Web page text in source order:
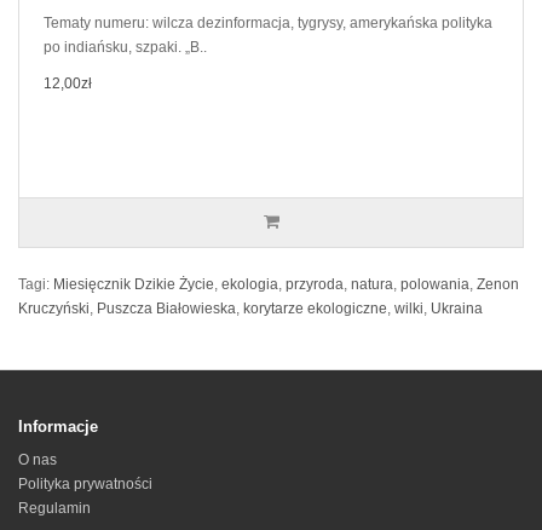
Tematy numeru: wilcza dezinformacja, tygrysy, amerykańska polityka
po indiańsku, szpaki. „B..
12,00zł
Tagi: Miesięcznik Dzikie Życie, ekologia, przyroda, natura, polowania, Zenon
Kruczyński, Puszcza Białowieska, korytarze ekologiczne, wilki, Ukraina
Informacje
O nas
Polityka prywatności
Regulamin